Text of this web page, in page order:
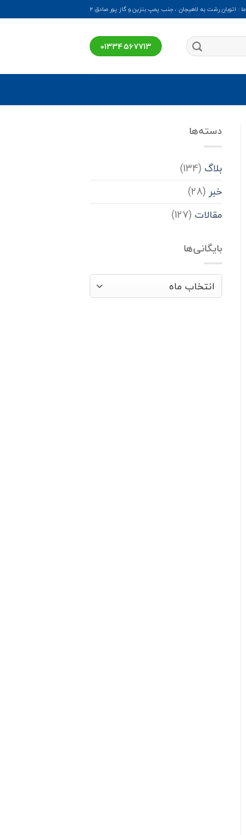
: اتوبان رشت به لاهیجان ، جنب پمپ بنزین و گاز پور صادق ۲
01334567713
دسته‌ها
بلاگ (134)
خبر (28)
مقالات (127)
بایگانی‌ها
بایگانی‌ها